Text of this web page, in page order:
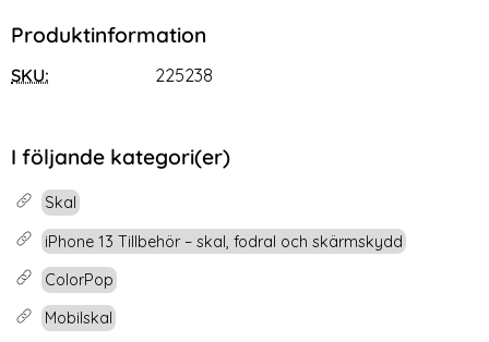
Produktinformation
SKU: 225238
I följande kategori(er)
Skal
iPhone 13 Tillbehör – skal, fodral och skärmskydd
ColorPop
Mobilskal